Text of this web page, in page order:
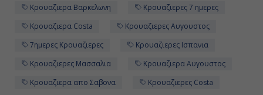
Κρουαζιερα Βαρκελωνη
Κρουαζιερες 7 ημερες
Κρουαζιερα Costa
Κρουαζιερες Αυγουστος
7ημερες Κρουαζιερες
Κρουαζιερες Ισπανια
Κρουαζιερες Μασσαλια
Κρουαζιερα Αυγουστος
Κρουαζιερα απο Σαβονα
Κρουαζιερες Costa